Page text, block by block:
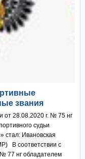
звания
от 28.08.2020 г. № 75 нг
судьи
стал: Ивановская
В соответствии с
77 нг обладателем